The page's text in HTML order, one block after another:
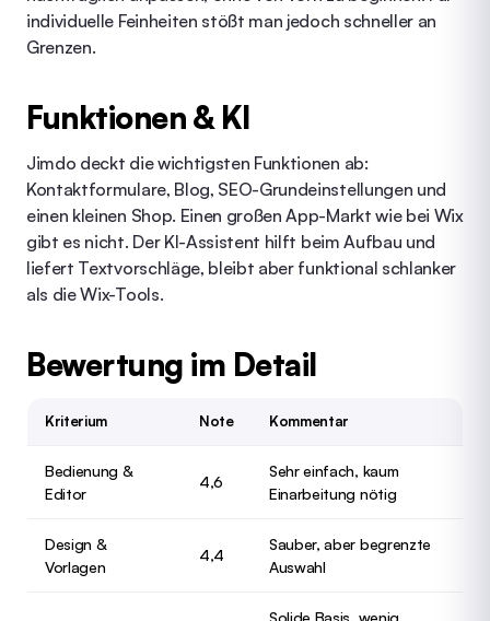
individuelle Feinheiten stößt man jedoch schneller an
Grenzen.
Funktionen & KI
Jimdo deckt die wichtigsten Funktionen ab:
Kontaktformulare, Blog, SEO-Grundeinstellungen und
einen kleinen Shop. Einen großen App-Markt wie bei Wix
gibt es nicht. Der KI-Assistent hilft beim Aufbau und
liefert Textvorschläge, bleibt aber funktional schlanker
als die Wix-Tools.
Bewertung im Detail
Kriterium Note Kommentar
Bedienung &
Editor
4,6
Sehr einfach, kaum
Einarbeitung nötig
Design &
Vorlagen
4,4
Sauber, aber begrenzte
Auswahl
Solide Basis, wenig